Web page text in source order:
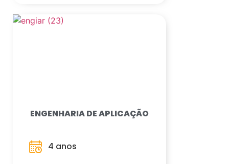
ENGENHARIA DE APLICAÇÃO
4 anos